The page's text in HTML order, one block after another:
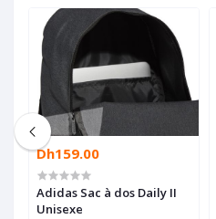
Dh159.00
Adidas Sac à dos Daily II
Unisexe